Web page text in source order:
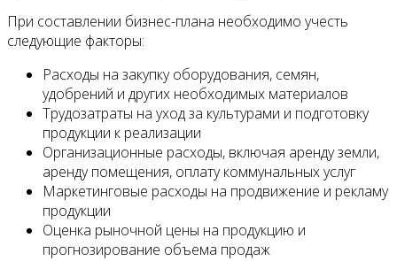
При составлении бизнес-плана необходимо учесть
следующие факторы:
Расходы на закупку оборудования, семян,
удобрений и других необходимых материалов
Трудозатраты на уход за культурами и подготовку
продукции к реализации
Организационные расходы, включая аренду земли,
аренду помещения, оплату коммунальных услуг
Маркетинговые расходы на продвижение и рекламу
продукции
Оценка рыночной цены на продукцию и
прогнозирование объема продаж